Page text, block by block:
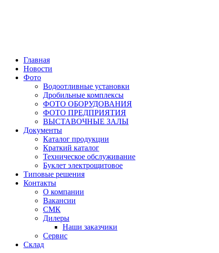
Главная
Новости
Фото
Водоотливные установки
Дробильные комплексы
ФОТО ОБОРУДОВАНИЯ
ФОТО ПРЕДПРИЯТИЯ
ВЫСТАВОЧНЫЕ ЗАЛЫ
Документы
Каталог продукции
Краткий каталог
Техническое обслуживание
Буклет электрощитовое
Типовые решения
Контакты
О компании
Вакансии
СМК
Дилеры
Наши заказчики
Сервис
Склад